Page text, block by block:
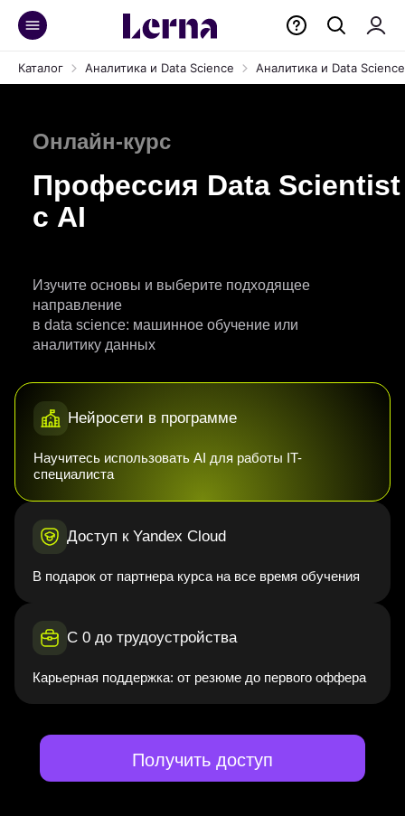
Каталог Аналитика и Data Science Аналитика и Data
Онлайн-курс
Профессия Data Scientist
c AI
Изучите основы и выберите подходящее
направление
в data science: машинное обучение или
аналитику данных
Нейросети в программе
Научитесь использовать AI для работы IT-
специалиста
Доступ к Yandex Cloud
В подарок от партнера курса на все время обучения
С 0 до трудоустройства
Карьерная поддержка: от резюме до первого оффера
Получить доступ